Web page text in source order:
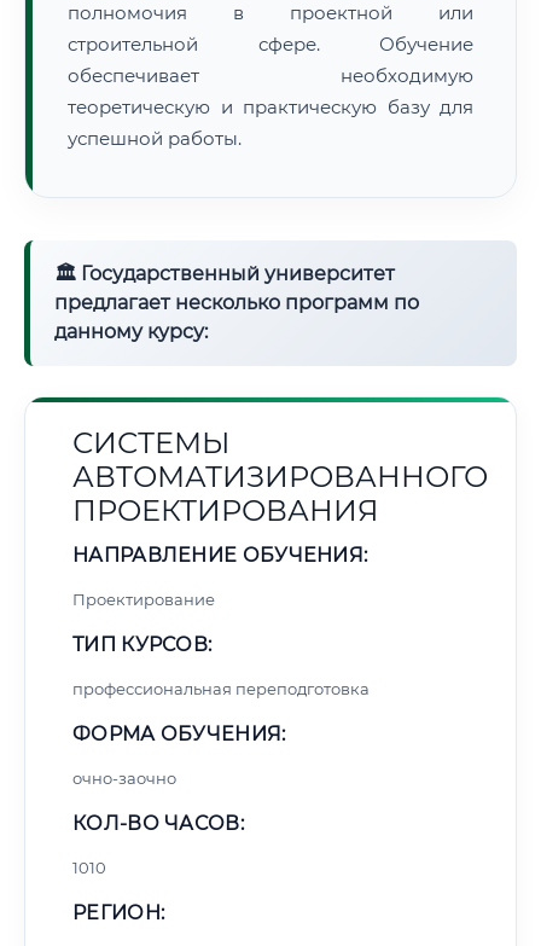
полномочия в проектной или
строительной сфере. Обучение
обеспечивает необходимую
теоретическую и практическую базу для
успешной работы.
🏛 Государственный университет
предлагает несколько программ по
данному курсу:
СИСТЕМЫ
АВТОМАТИЗИРОВАННОГО
ПРОЕКТИРОВАНИЯ
НАПРАВЛЕНИЕ ОБУЧЕНИЯ:
Проектирование
ТИП КУРСОВ:
профессиональная переподготовка
ФОРМА ОБУЧЕНИЯ:
очно-заочно
КОЛ-ВО ЧАСОВ:
1010
РЕГИОН: